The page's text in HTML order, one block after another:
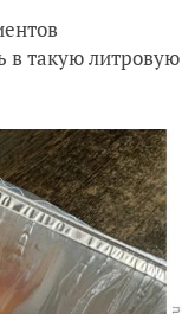
в такую литровую